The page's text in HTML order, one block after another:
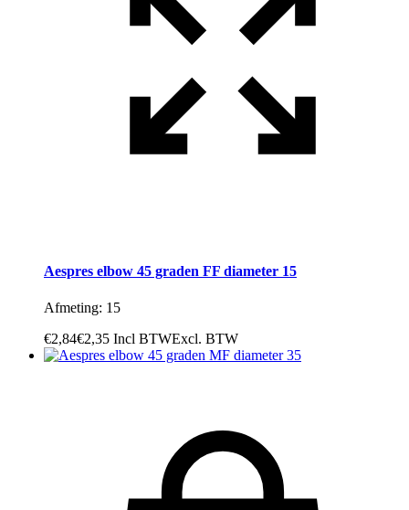
Aespres elbow 45 graden FF diameter 15
Afmeting: 15
€2,84€2,35 Incl BTWExcl. BTW